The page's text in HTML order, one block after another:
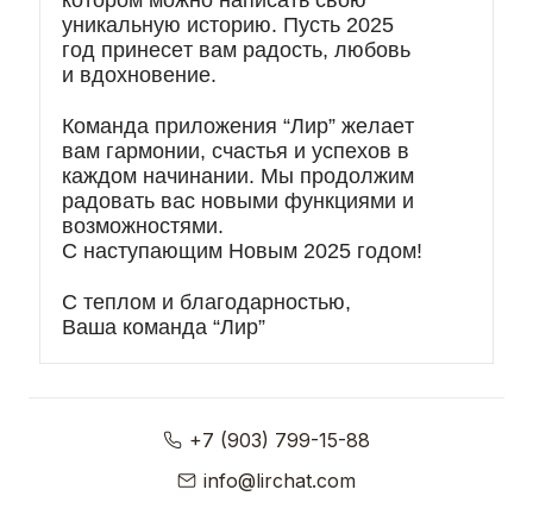
уникальную историю. Пусть 2025
год принесет вам радость, любовь
и вдохновение.
Команда приложения “Лир” желает
вам гармонии, счастья и успехов в
каждом начинании. Мы продолжим
радовать вас новыми функциями и
возможностями.
С наступающим Новым 2025 годом!
С теплом и благодарностью,
Ваша команда “Лир”
+7 (903) 799-15-88
info@lirchat.com